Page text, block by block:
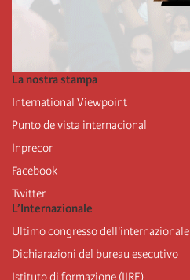
La nostra stampa
International Viewpoint
Punto de vista internacional
Inprecor
Facebook
Twitter
L’Internazionale
Ultimo congresso dell'internazionale
Dichiarazioni del bureau esecutivo
Istituto di formazione (IIRE)